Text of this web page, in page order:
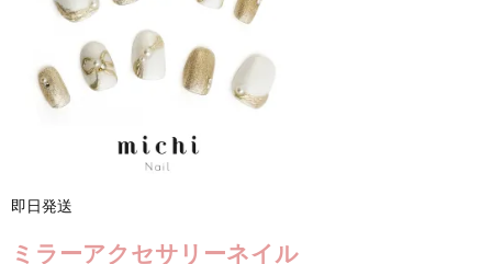
即日発送
ミラーアクセサリーネイル